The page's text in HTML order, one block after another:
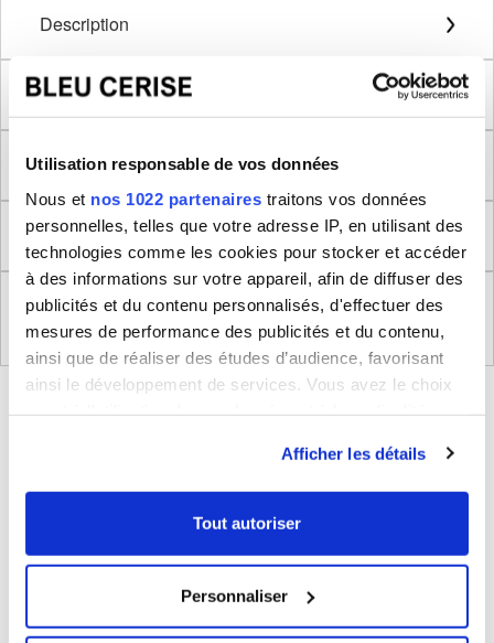
Utilisation responsable de vos données
Nous et nos 1022 partenaires traitons vos données
personnelles, telles que votre adresse IP, en utilisant des
technologies comme les cookies pour stocker et accéder
à des informations sur votre appareil, afin de diffuser des
publicités et du contenu personnalisés, d'effectuer des
mesures de performance des publicités et du contenu,
ainsi que de réaliser des études d’audience, favorisant
ainsi le développement de services. Vous avez le choix
tout moment en consultant la Déclaration relative aux
cookies ou en cliquant sur l'icône de confidentialité.
Collecter des informations sur votre localisation
géographique qui peuvent être précises à plusieurs
mètres près
Afficher les détails
Tout autoriser
Personnaliser
Description
Méthode de mesure
Dimensions produit
Retour
Règlement (UE) 2023/988 relatifs à la Sécurité
Générale des Produits
BLEUCERISE VOUS CONSEILLE
Valise moyenne rigide extensible Delsey
Vanity rigide David Jones